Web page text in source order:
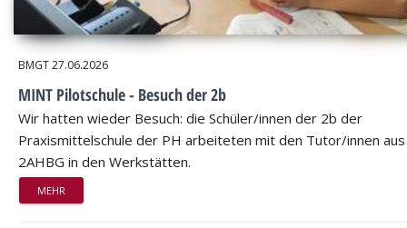
BMGT27.06.2026
MINT Pilotschule - Besuch der 2b
Wir hatten wieder Besuch: die Schüler/innen der 2b der
Praxismittelschule der PH arbeiteten mit den Tutor/innen
2AHBG in den Werkstätten.
MEHR